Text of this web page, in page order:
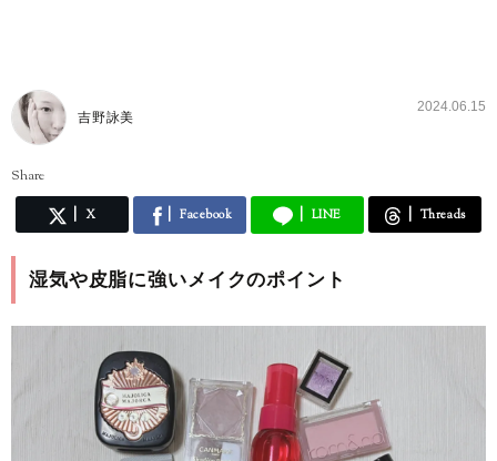
吉野詠美
2024.06.15
Share
X Facebook LINE Threads
湿気や皮脂に強いメイクのポイント